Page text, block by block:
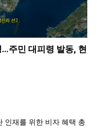
주민 대피령 발동, 현
인재를 위한 비자 혜택 총